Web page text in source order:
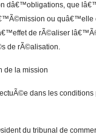
dâ€™obligations, que
ou
de rÃ©aliser
de rÃ©alisation.
de la mission
dans les
du tribunal de